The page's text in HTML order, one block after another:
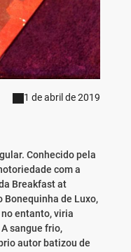
1 de abril de 2019
Conhecido pela
com a
Breakfast at
Bonequinha de Luxo,
entanto, viria
sangue frio,
autor batizou de